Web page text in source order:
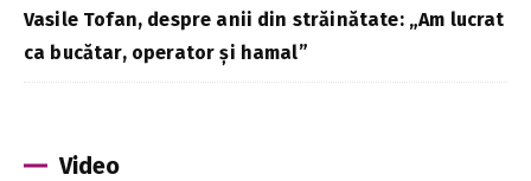
Vasile Tofan, despre anii din străinătate: „Am lucrat
ca bucătar, operator și hamal”
Video